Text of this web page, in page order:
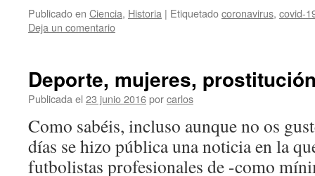
Publicado en Ciencia, Historia | Etiquetadocoronavirus, covid-
Deja un comentario
Deporte, mujeres,
Publicada el 23 junio 2016porcarlos
Como sabéis, incluso aunque no os
días se hizo pública una noticia en la
futbolistas profesionales de -como